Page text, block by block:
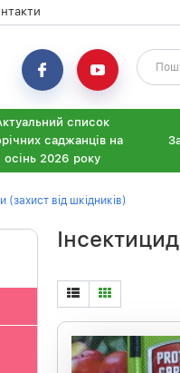
список
саджанців на
осінь 2026 року
(захист від шкідників)